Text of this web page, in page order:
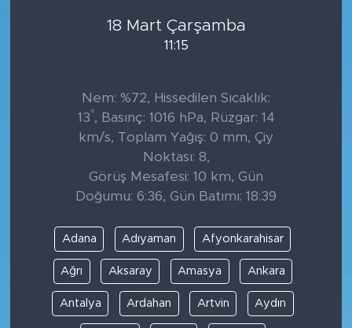
18 Mart Çarşamba
11:15
Nem: %72, Hissedilen Sıcaklık:
13°, Basınç: 1016 hPa, Rüzgar: 14
km/s, Toplam Yağış: 0 mm, Çiy
Noktası: 8,
Görüş Mesafesi: 10 km, Gün
Doğumu: 6:36, Gün Batımı: 18:39
Adana Adıyaman Afyonkarahisar
Ağrı Aksaray Amasya Ankara
Antalya Ardahan Artvin Aydın